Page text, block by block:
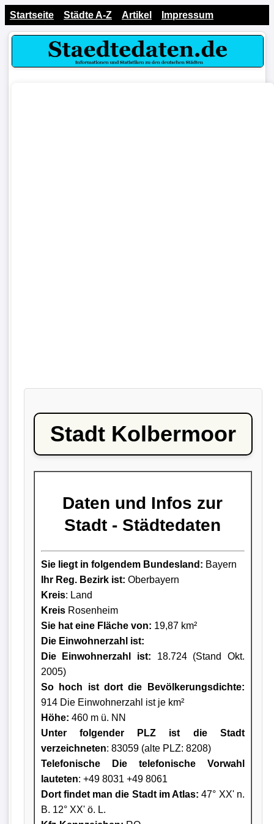
Startseite Städte A-Z Artikel Impressum
Stadt Kolbermoor
Daten und Infos zur
Stadt - Städtedaten
Sie liegt in folgendem Bundesland: Bayern
Ihr Reg. Bezirk ist: Oberbayern
Kreis: Land
KreisRosenheim
Sie hat eine Fläche von: 19,87 km²
Die Einwohnerzahl ist:
Die Einwohnerzahl ist: 18.724 (Stand Okt.
2005)
So hoch ist dort die Bevölkerungsdichte:
914 Die Einwohnerzahl ist je km²
Höhe: 460 m ü. NN
Unter folgender PLZ ist die Stadt
verzeichneten: 83059 (alte PLZ: 8208)
Telefonische Die telefonische Vorwahl
lauteten: +49 8031 +49 8061
Dort findet man die Stadt im Atlas: 47° XX' n.
B. 12° XX' ö. L.